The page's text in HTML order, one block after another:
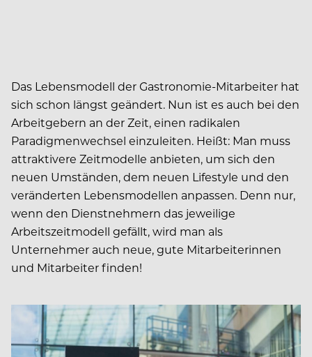
Das Lebensmodell der Gastronomie-Mitarbeiter hat
sich schon längst geändert. Nun ist es auch bei den
Arbeitgebern an der Zeit, einen radikalen
Paradigmenwechsel einzuleiten. Heißt: Man muss
attraktivere Zeitmodelle anbieten, um sich den
neuen Umständen, dem neuen Lifestyle und den
veränderten Lebensmodellen anpassen. Denn nur,
wenn den Dienstnehmern das jeweilige
Arbeitszeitmodell gefällt, wird man als
Unternehmer auch neue, gute Mitarbeiterinnen
und Mitarbeiter finden!